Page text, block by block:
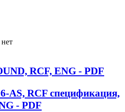
RCF, ENG - PDF
AS, RCF спецификация,
- PDF